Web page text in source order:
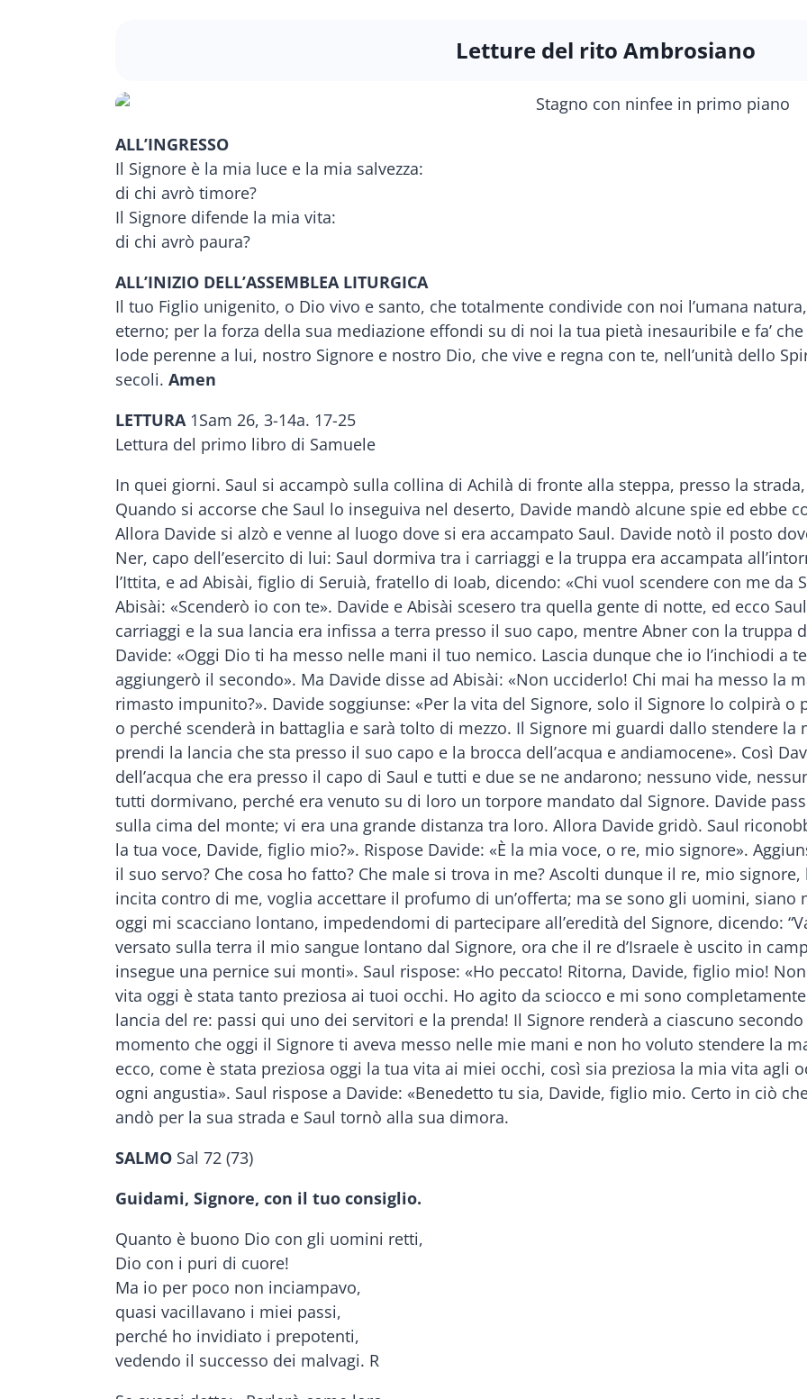
Letture del rito Ambrosiano
ALL’INGRESSO
Il Signore è la mia luce e la mia salvezza:
di chi avrò timore?
Il Signore difende la mia vita:
di chi avrò paura?
ALL’INIZIO DELL’ASSEMBLEA LITURGICA
Il tuo Figlio unigenito, o Dio vivo e santo, che totalmente condivide con noi l’umana
eterno; per la forza della sua mediazione effondi su di noi la tua pietà inesauribile e fa’
lode perenne a lui, nostro Signore e nostro Dio, che vive e regna con te, nell’unità dello
secoli. Amen
LETTURA1Sam 26, 3-14a. 17-25
Lettura del primo libro di Samuele
In quei giorni. Saul si accampò sulla collina di Achilà di fronte alla steppa, presso la
Quando si accorse che Saul lo inseguiva nel deserto, Davide mandò alcune spie ed ebbe
Allora Davide si alzò e venne al luogo dove si era accampato Saul. Davide notò il posto
Ner, capo dell’esercito di lui: Saul dormiva tra i carriaggi e la truppa era accampata
l’Ittita, e ad Abisài, figlio di Seruià, fratello di Ioab, dicendo: «Chi vuol scendere con me da
Abisài: «Scenderò io con te». Davide e Abisài scesero tra quella gente di notte, ed ecco
carriaggi e la sua lancia era infissa a terra presso il suo capo, mentre Abner con la truppa
Davide: «Oggi Dio ti ha messo nelle mani il tuo nemico. Lascia dunque che io l’inchiodi a
aggiungerò il secondo». Ma Davide disse ad Abisài: «Non ucciderlo! Chi mai ha messo la
rimasto impunito?». Davide soggiunse: «Per la vita del Signore, solo il Signore lo colpirà
o perché scenderà in battaglia e sarà tolto di mezzo. Il Signore mi guardi dallo stendere la
prendi la lancia che sta presso il suo capo e la brocca dell’acqua e andiamocene». Così
dell’acqua che era presso il capo di Saul e tutti e due se ne andarono; nessuno vide,
tutti dormivano, perché era venuto su di loro un torpore mandato dal Signore. Davide
sulla cima del monte; vi era una grande distanza tra loro. Allora Davide gridò. Saul
la tua voce, Davide, figlio mio?». Rispose Davide: «È la mia voce, o re, mio signore».
il suo servo? Che cosa ho fatto? Che male si trova in me? Ascolti dunque il re, mio
incita contro di me, voglia accettare il profumo di un’offerta; ma se sono gli uomini, siano
oggi mi scacciano lontano, impedendomi di partecipare all’eredità del Signore, dicendo:
versato sulla terra il mio sangue lontano dal Signore, ora che il re d’Israele è uscito in
insegue una pernice sui monti». Saul rispose: «Ho peccato! Ritorna, Davide, figlio mio!
vita oggi è stata tanto preziosa ai tuoi occhi. Ho agito da sciocco e mi sono
lancia del re: passi qui uno dei servitori e la prenda! Il Signore renderà a ciascuno
momento che oggi il Signore ti aveva messo nelle mie mani e non ho voluto stendere la
ecco, come è stata preziosa oggi la tua vita ai miei occhi, così sia preziosa la mia vita agli
ogni angustia». Saul rispose a Davide: «Benedetto tu sia, Davide, figlio mio. Certo in ciò
andò per la sua strada e Saul tornò alla sua dimora.
SALMO Sal 72 (73)
Guidami, Signore, con il tuo consiglio.
Quanto è buono Dio con gli uomini retti,
Dio con i puri di cuore!
Ma io per poco non inciampavo,
quasi vacillavano i miei passi,
perché ho invidiato i prepotenti,
vedendo il successo dei malvagi. R